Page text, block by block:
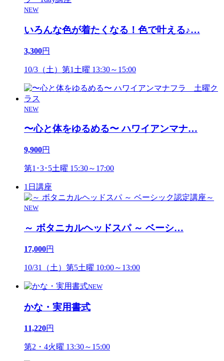
NEW
いろんな色が着たくなる！色で叶える♪…
3,300円
10/3（土）第1土曜 13:30～15:00
NEW
〜心と体をゆるめる〜 ハワイアンマナ…
9,900円
第1･3･5土曜 15:30～17:00
1日講座
NEW
～ ボタニカルヘッドスパ ～ ベーシ…
17,000円
10/31（土）第5土曜 10:00～13:00
NEW
かな・実用書式
11,220円
第2・4火曜 13:30～15:00